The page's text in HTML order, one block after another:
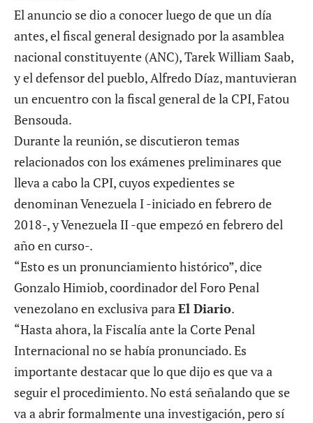
El anuncio se dio a conocer luego de que un día
antes, el fiscal general designado por la asamblea
nacional constituyente (ANC), Tarek William Saab,
y el defensor del pueblo, Alfredo Díaz, mantuvieran
un encuentro con la fiscal general de la CPI, Fatou
Bensouda.
Durante la reunión, se discutieron temas
relacionados con los exámenes preliminares que
lleva a cabo la CPI, cuyos expedientes se
denominan Venezuela I -iniciado en febrero de
2018-, y Venezuela II -que empezó en febrero del
año en curso-.
“Esto es un pronunciamiento histórico”, dice
Gonzalo Himiob, coordinador del Foro Penal
venezolano en exclusiva paraEl Diario.
“Hasta ahora, la Fiscalía ante la Corte Penal
Internacional no se había pronunciado. Es
importante destacar que lo que dijo es que va a
seguir el procedimiento. No está señalando que se
va a abrir formalmente una investigación, pero sí